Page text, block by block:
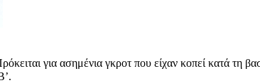
για ασημένια γκροτ που είχαν κοπεί κατά τη